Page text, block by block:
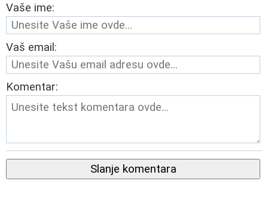
Vaše ime:
Vaš email:
Komentar:
Slanje komentara